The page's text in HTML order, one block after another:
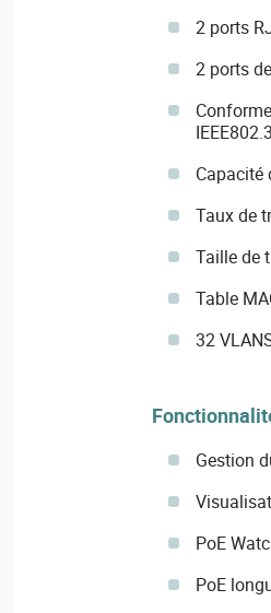
2 ports
2 ports
Capacité
Taux de
Taille de
Table
32
Gestion
PoE
PoE